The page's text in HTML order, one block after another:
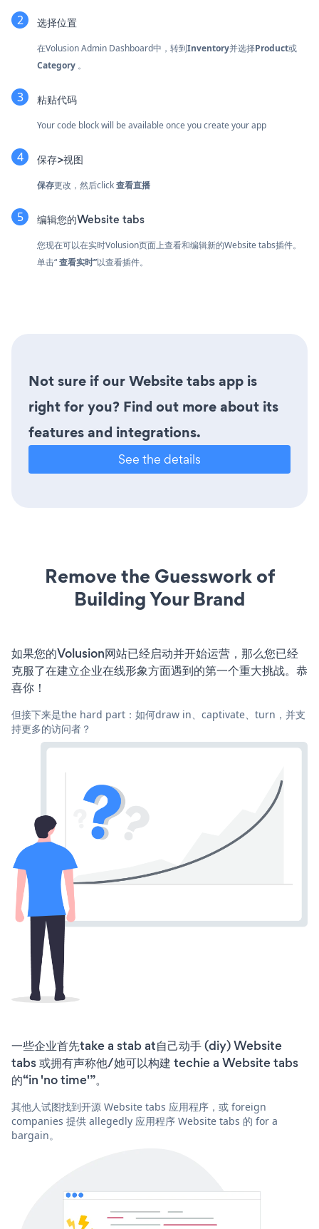
选择位置
在Volusion Admin Dashboard中，转到Inventory并选择Product或
Category 。
粘贴代码
Your code block will be available once you create your app
保存>视图
保存更改，然后click查看直播
编辑您的Website tabs
您现在可以在实时Volusion页面上查看和编辑新的Website tabs插件。
单击“查看实时”以查看插件。
Not sure if our Website tabs app is
right for you? Find out more about its
features and integrations.
See the details
Remove the Guesswork of
Building Your Brand
如果您的Volusion网站已经启动并开始运营，那么您已经
克服了在建立企业在线形象方面遇到的第一个重大挑战。恭
喜你！
但接下来是the hard part：如何draw in、captivate、turn，并支
持更多的访问者？
一些企业首先take a stab at自己动手 (diy) Website
tabs 或拥有声称他/她可以构建 techie a Website tabs
的“in 'no time'”。
其他人试图找到开源 Website tabs 应用程序，或 foreign
companies 提供 allegedly 应用程序 Website tabs 的 for a
bargain。